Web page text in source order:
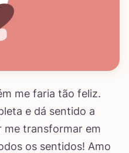
me faria tão feliz.
e dá sentido a
me transformar em
os sentidos! Amo